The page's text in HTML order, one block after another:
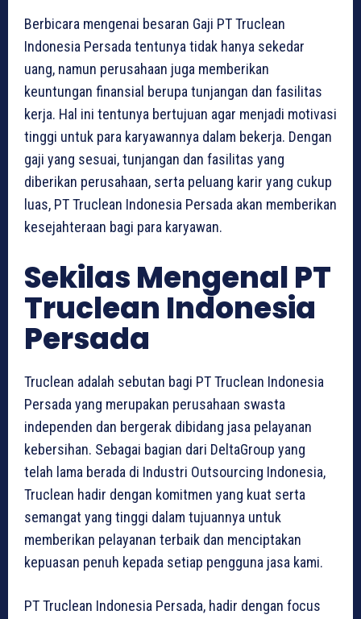
Berbicara mengenai besaran Gaji PT Truclean
Indonesia Persada tentunya tidak hanya sekedar
uang, namun perusahaan juga memberikan
keuntungan finansial berupa tunjangan dan fasilitas
kerja. Hal ini tentunya bertujuan agar menjadi motivasi
tinggi untuk para karyawannya dalam bekerja. Dengan
gaji yang sesuai, tunjangan dan fasilitas yang
diberikan perusahaan, serta peluang karir yang cukup
luas, PT Truclean Indonesia Persada akan memberikan
kesejahteraan bagi para karyawan.
Sekilas Mengenal PT
Truclean Indonesia
Persada
Truclean adalah sebutan bagi PT Truclean Indonesia
Persada yang merupakan perusahaan swasta
independen dan bergerak dibidang jasa pelayanan
kebersihan. Sebagai bagian dari DeltaGroup yang
telah lama berada di Industri Outsourcing Indonesia,
Truclean hadir dengan komitmen yang kuat serta
semangat yang tinggi dalam tujuannya untuk
memberikan pelayanan terbaik dan menciptakan
kepuasan penuh kepada setiap pengguna jasa kami.
PT Truclean Indonesia Persada, hadir dengan focus